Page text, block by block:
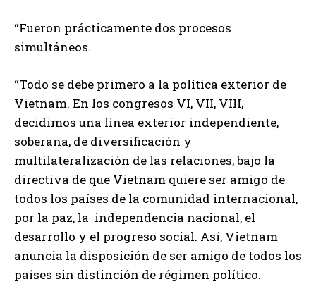
“Fueron prácticamente dos procesos
simultáneos.
“Todo se debe primero a la política exterior de
Vietnam. En los congresos VI, VII, VIII,
decidimos una línea exterior independiente,
soberana, de diversificación y
multilateralización de las relaciones, bajo la
directiva de que Vietnam quiere ser amigo de
todos los países de la comunidad internacional,
por la paz, la independencia nacional, el
desarrollo y el progreso social. Así, Vietnam
anuncia la disposición de ser amigo de todos los
países sin distinción de régimen político.